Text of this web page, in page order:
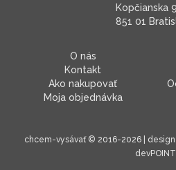
Kopčianska
851 01
O nás
Kontakt
Ako nakupovať
Moja objednávka
chcem-vysávať© 2016-2026 | design
devPOINT